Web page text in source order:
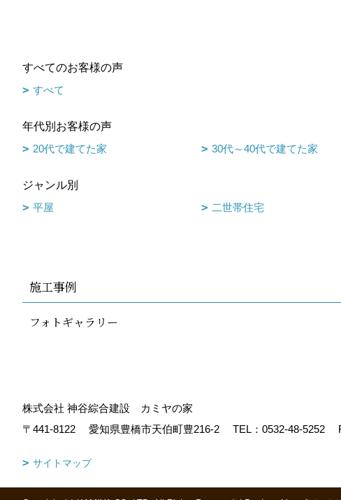
すべてのお客様の声
すべて
年代別お客様の声
20代で建てた家
30代～40代で建てた家
ジャンル別
平屋
二世帯住宅
施工事例
フォトギャラリー
株式会社 神谷綜合建設 カミヤの家
〒441-8122
愛知県豊橋市天伯町豊216-2 TEL： 0532-48-5252
サイトマップ